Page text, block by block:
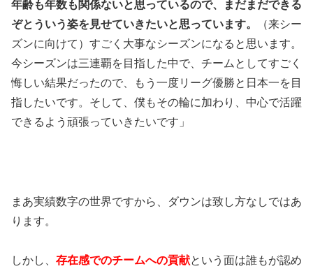
年齢も年数も関係ないと思っているので、まだまだできる
ぞとういう姿を見せていきたいと思っています。
（来シー
ズンに向けて）すごく大事なシーズンになると思います。
今シーズンは三連覇を目指した中で、チームとしてすごく
悔しい結果だったので、もう一度リーグ優勝と日本一を目
指したいです。そして、僕もその輪に加わり、中心で活躍
できるよう頑張っていきたいです」
まあ実績数字の世界ですから、ダウンは致し方なしではあ
ります。
しかし、 存在感でのチームへの貢献という面は誰もが認め